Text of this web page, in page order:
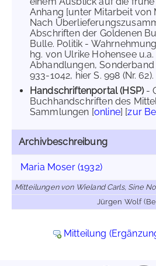
Anhang [unter Mitarbeit von
Nach
Abschriften der Goldenen
Bulle. Politik -
hg. von Ulrike Hohensee
Abhandlungen, Sonderband
933-1042, hier S. 998 (Nr. 62).
Handschriftenportal (HSP)-
Buchhandschriften des
Sammlungen [online] [zur
Archivbeschreibung
Maria Moser (1932)
Mitteilungen von Wieland Carls, Sine
Jürgen Wolf
Mitteilung